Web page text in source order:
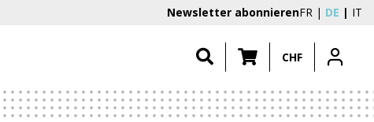
Newsletter abonnierenFR DE IT
CHF